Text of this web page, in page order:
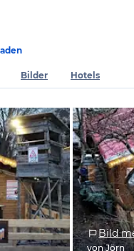
Bilder Hotels
Bild
von Jörn